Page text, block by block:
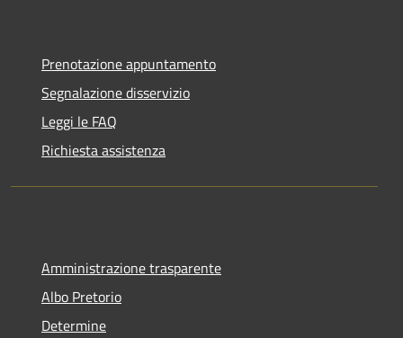
Prenotazione appuntamento
Segnalazione disservizio
Leggi le FAQ
Richiesta assistenza
Amministrazione trasparente
Albo Pretorio
Determine